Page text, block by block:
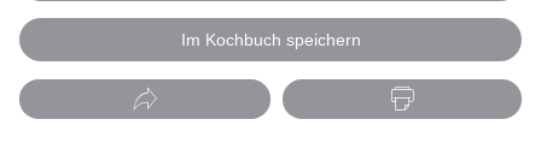
Im Kochbuch speichern